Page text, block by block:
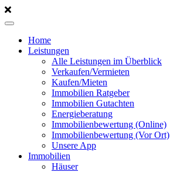
Home
Leistungen
Alle Leistungen im Überblick
Verkaufen/Vermieten
Kaufen/Mieten
Immobilien Ratgeber
Immobilien Gutachten
Energieberatung
Immobilienbewertung (Online)
Immobilienbewertung (Vor Ort)
Unsere App
Immobilien
Häuser